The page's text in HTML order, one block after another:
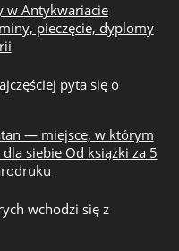
w Antykwariacie
pieczęcie, dyplomy
pyta się o
— miejsce, w którym
siebie Od książki za 5
wchodzi się z